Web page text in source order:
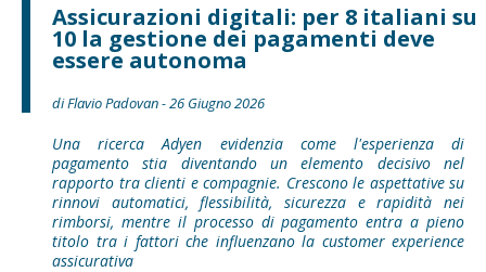
Assicurazioni digitali: per 8 italiani su
10 la gestione dei pagamenti deve
essere autonoma
di Flavio Padovan - 26 Giugno 2026
Una ricerca Adyen evidenzia come l'esperienza di
pagamento stia diventando un elemento decisivo nel
rapporto tra clienti e compagnie. Crescono le aspettative su
rinnovi automatici, flessibilità, sicurezza e rapidità nei
rimborsi, mentre il processo di pagamento entra a pieno
titolo tra i fattori che influenzano la customer experience
assicurativa